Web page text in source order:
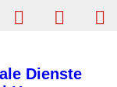
Sprache
Vergrößern
Kontrast